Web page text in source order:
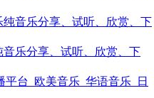
乐分享、试听、欣赏、下